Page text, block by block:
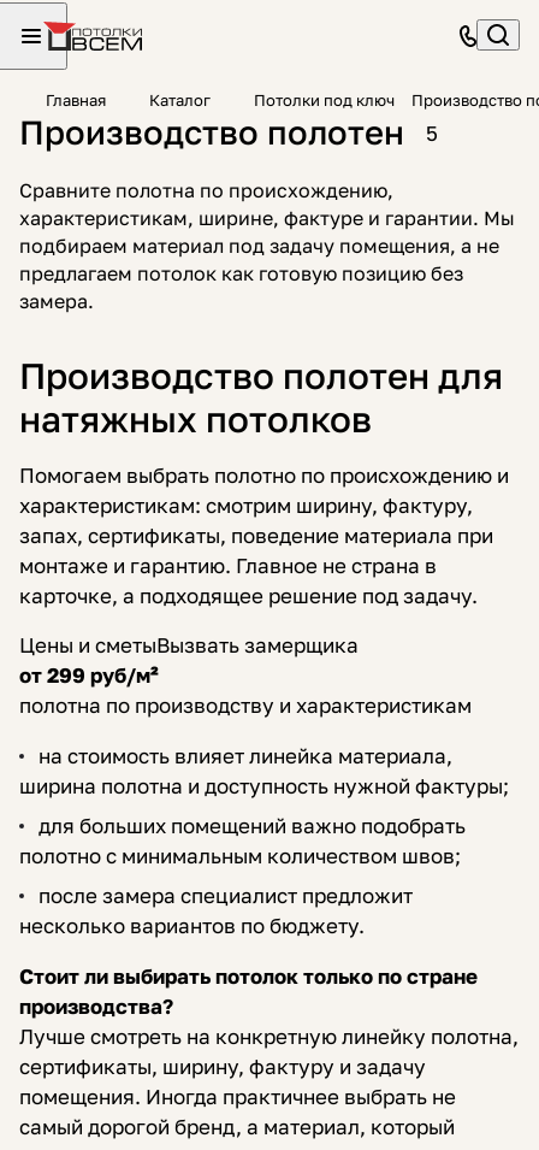
Главная Каталог Потолки под ключ Производство
Производство полотен 5
Сравните полотна по происхождению,
характеристикам, ширине, фактуре и гарантии. Мы
подбираем материал под задачу помещения, а не
предлагаем потолок как готовую позицию без
замера.
Производство полотен для
натяжных потолков
Помогаем выбрать полотно по происхождению и
характеристикам: смотрим ширину, фактуру,
запах, сертификаты, поведение материала при
монтаже и гарантию. Главное не страна в
карточке, а подходящее решение под задачу.
Цены и сметыВызвать замерщика
от 299 руб/м²
полотна по производству и характеристикам
на стоимость влияет линейка материала,
ширина полотна и доступность нужной фактуры;
для больших помещений важно подобрать
полотно с минимальным количеством швов;
после замера специалист предложит
несколько вариантов по бюджету.
Стоит ли выбирать потолок только по стране
производства?
Лучше смотреть на конкретную линейку полотна,
сертификаты, ширину, фактуру и задачу
помещения. Иногда практичнее выбрать не
самый дорогой бренд, а материал, который